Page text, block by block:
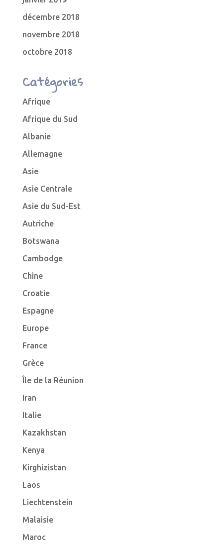
décembre 2018
novembre 2018
octobre 2018
Catégories
Afrique
Afrique du Sud
Albanie
Allemagne
Asie
Asie Centrale
Asie du Sud-Est
Autriche
Botswana
Cambodge
Chine
Croatie
Espagne
Europe
France
Grèce
Île de la Réunion
Iran
Italie
Kazakhstan
Kenya
Kirghizistan
Laos
Liechtenstein
Malaisie
Maroc